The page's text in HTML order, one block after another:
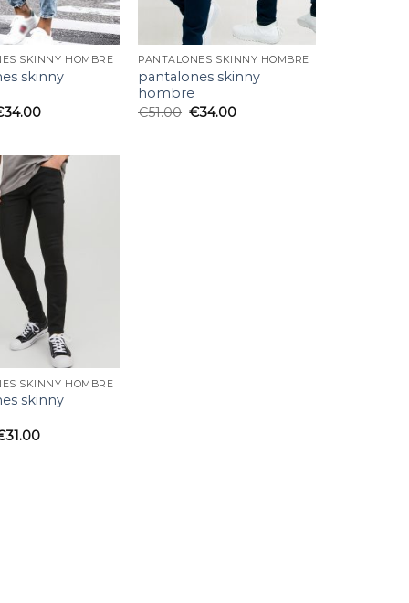
SKINNY HOMBRE
skinny
34.00
PANTALONES SKINNY HOMBRE
pantalones skinny
hombre
€51.00 €34.00
SKINNY HOMBRE
skinny
31.00